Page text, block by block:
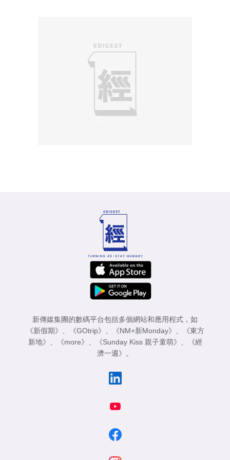
新傳媒集團的數碼平台包括多個網站和應用程式，如
《新假期》
《GOtrip》 《NM+新Monday》
《東方
新地》
《more》 《Sunday Kiss 親子童萌》
《經
濟一週》
。